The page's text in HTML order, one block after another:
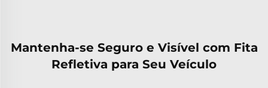
Mantenha-se Seguro e Visível com Fita
Refletiva para Seu Veículo